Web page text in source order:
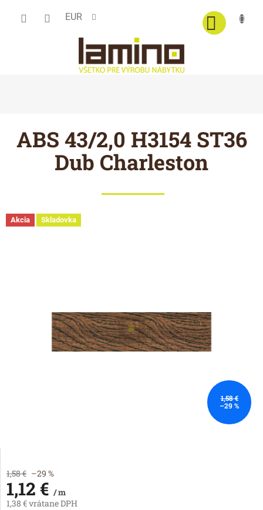
EUR
ABS 43/2,0 H3154 ST36
Dub Charleston
Akcia Skladovka
1,58 €
–29 %
1,58 € –29 %
1,12 € / m
1,38 € vrátane DPH